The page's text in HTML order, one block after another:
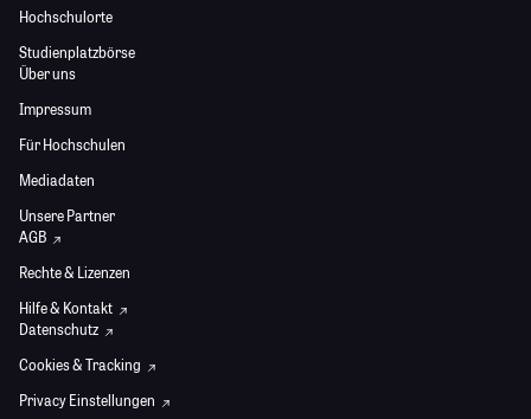
Hochschulorte
Studienplatzbörse
Über uns
Impressum
Für Hochschulen
Mediadaten
Unsere Partner
AGB
Rechte & Lizenzen
Hilfe & Kontakt
Datenschutz
Cookies & Tracking
Privacy Einstellungen